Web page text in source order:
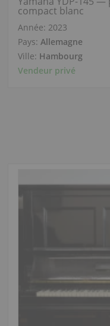
compact blanc
Année: 2023
Pays: Allemagne
Ville: Hambourg
Vendeur privé